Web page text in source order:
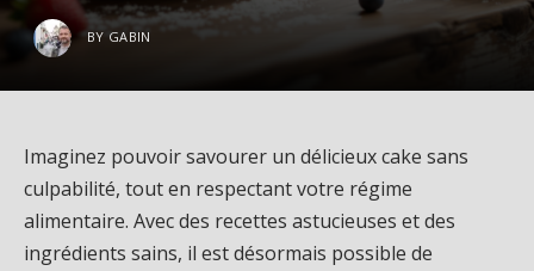
BY GABIN
Imaginez pouvoir savourer un délicieux cake sans
culpabilité, tout en respectant votre régime
alimentaire. Avec des recettes astucieuses et des
ingrédients sains, il est désormais possible de